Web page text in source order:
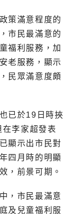
策滿意程度的
市民最滿意的
福利服務，加
老服務，顯示
民眾滿意度頗
已於19日時挾
李家超發表
顯示出市民對
四月時的明顯
，前景可期。
，市民最滿意
及兒童福利服